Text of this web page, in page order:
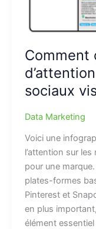
Comment
sociaux
Data Marketing
Voici une
l’attention sur
pour une
plates-formes
Pinterest et
en plus
élément